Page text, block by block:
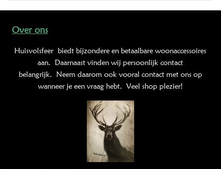
Over ons
Huisvolsfeer biedt bijzondere en betaalbare woonaccessoires
aan. Daarnaast vinden wij persoonlijk contact
belangrijk. Neem daarom ook vooral contact met ons op
wanneer je een vraag hebt. Veel shop plezier!